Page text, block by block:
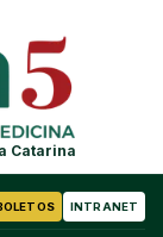
Catarina
INTRANET